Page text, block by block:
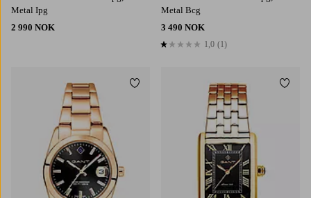
Metal Ipg
2 990 NOK
Metal Bcg
3 490 NOK
1,0 basert på 1 karaktergivninger
1,0 (1)
Legg til favoritter